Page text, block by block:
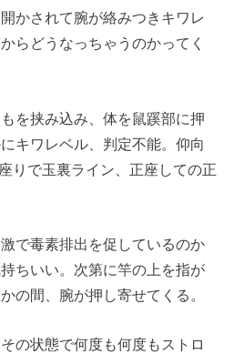
かされて腕が絡みつきキワレ
らどうなっちゃうのかってく
を挟み込み、体を鼠蹊部に押
キワレベル、判定不能。仰向
りで玉裏ライン、正座しての正
で毒素排出を促しているのか
ちいい。次第に竿の上を指が
の間、腕が押し寄せてくる。
の状態で何度も何度もストロ